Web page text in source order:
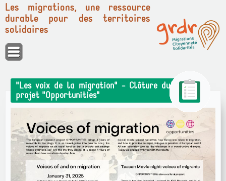
Panneau de gestion des cookies
Les migrations, une ressource
durable pour des territoires
solidaires
"Les voix de la migration" - Clôture du
projet "Opportunities"